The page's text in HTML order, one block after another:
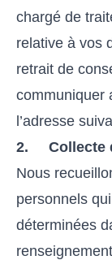
chargé de
relative à vos
retrait de
communiquer
l’adresse
2. Collecte
Nous
personnels
déterminées